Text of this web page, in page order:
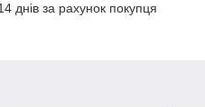
днів за рахунок покупця